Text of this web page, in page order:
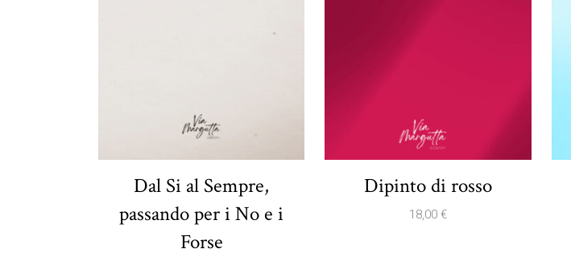
Dal Si al Sempre,
passando per i No e i
Forse
Dipinto di rosso
18,00 €